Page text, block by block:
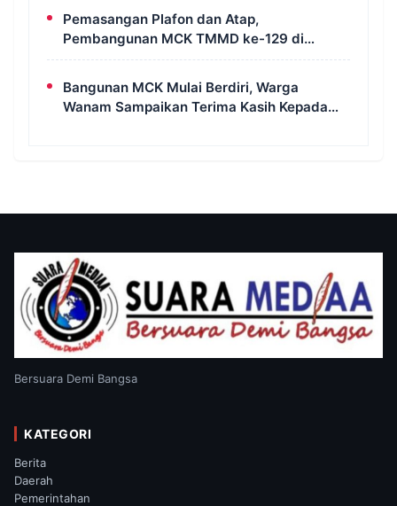
Pemasangan Plafon dan Atap,
Pembangunan MCK TMMD ke-129 di
Kampung Wanam Hampir Rampung
Bangunan MCK Mulai Berdiri, Warga
Wanam Sampaikan Terima Kasih Kepada
Bersuara Demi Bangsa
KATEGORI
Berita
Daerah
Pemerintahan